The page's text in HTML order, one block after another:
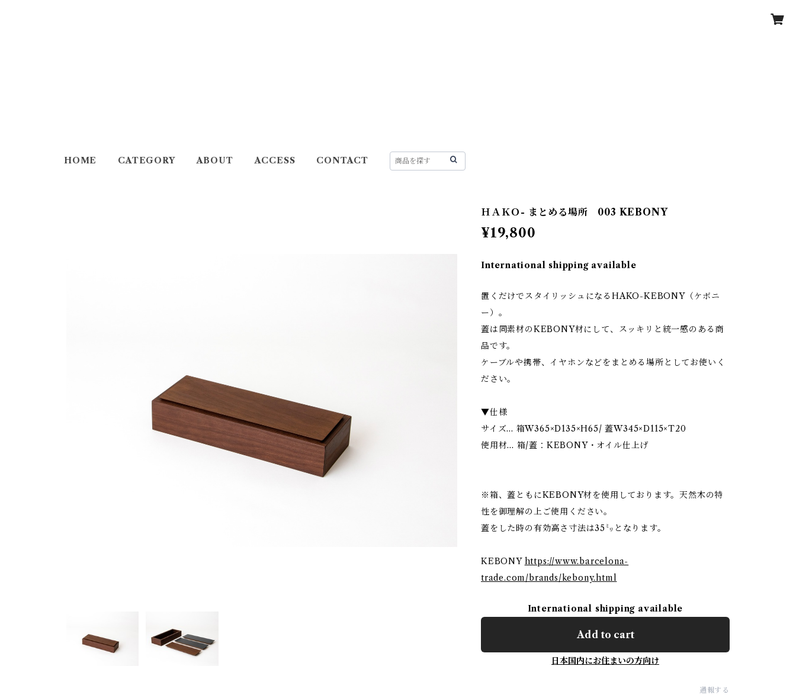
HOME CATEGORY ABOUT ACCESS CONTACT
ＨＡＫＯ- まとめる場所 003 KEBONY
¥19,800
International shipping available
置くだけでスタイリッシュになるHAKO-KEBONY（ケボニ
ー）。
蓋は同素材のKEBONY材にして、スッキリと統一感のある商
品です。
ケーブルや携帯、イヤホンなどをまとめる場所としてお使いく
ださい。
▼仕様
サイズ... 箱W365×D135×H65/ 蓋W345×D115×T20
使用材... 箱/蓋：KEBONY・オイル仕上げ
※箱、蓋ともにKEBONY材を使用しております。天然木の特
性を御理解の上ご使用ください。
蓋をした時の有効高さ寸法は35㍉となります。
KEBONY https://www.barcelona-
trade.com/brands/kebony.html
International shipping available
Add to cart
日本国内にお住まいの方向け
通報する